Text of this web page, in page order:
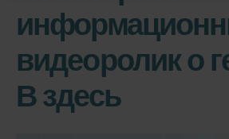
видеоролик о
В здесь